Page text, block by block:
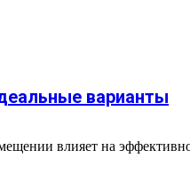
варианты
влияет на